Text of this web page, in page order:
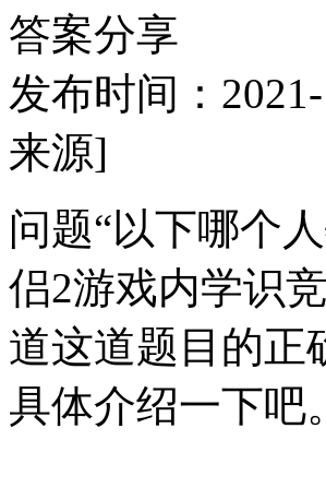
答案分享
发布时间：
来源]
问题“以下哪个
侣2游戏内学识
道这道题目的正
具体介绍一下吧。